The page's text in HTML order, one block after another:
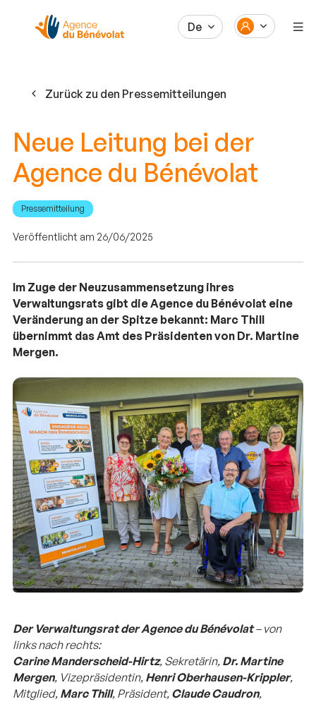
De
Zurück zu den Pressemitteilungen
Neue Leitung bei der
Agence du Bénévolat
Pressemitteilung
Veröffentlicht am 26/06/2025
Im Zuge der Neuzusammensetzung ihres
Verwaltungsrats gibt die Agence du Bénévolat eine
Veränderung an der Spitze bekannt: Marc Thill
übernimmt das Amt des Präsidenten von Dr. Martine
Mergen.
Der Verwaltungsrat der Agence du Bénévolat– von
links nach rechts:
Carine Manderscheid-Hirtz, Sekretärin, Dr. Martine
Mergen, Vizepräsidentin, Henri Oberhausen-Krippler,
Mitglied, Marc Thill, Präsident, Claude Caudron,